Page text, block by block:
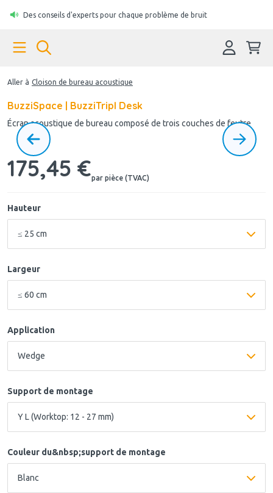
Des conseils d'experts pour chaque problème de bruit
Aller à Cloison de bureau acoustique
BuzziSpace | BuzziTripl Desk
Écran acoustique de bureau composé de trois couches de feutre
175,45 €par pièce (TVAC)
Hauteur
Largeur
Application
Support de montage
Couleur du&nbsp;support de montage